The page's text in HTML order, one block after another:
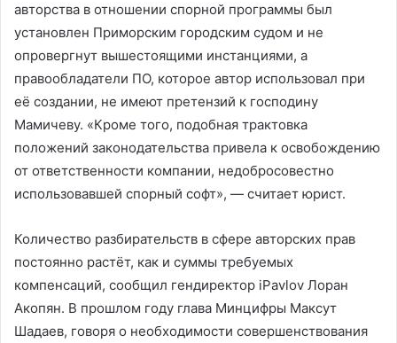
авторства в отношении спорной программы был
установлен Приморским городским судом и не
опровергнут вышестоящими инстанциями, а
правообладатели ПО, которое автор использовал при
её создании, не имеют претензий к господину
Мамичеву. «Кроме того, подобная трактовка
положений законодательства привела к освобождению
от ответственности компании, недобросовестно
использовавшей спорный софт», — считает юрист.
Количество разбирательств в сфере авторских прав
постоянно растёт, как и суммы требуемых
компенсаций, сообщил гендиректор iPavlov Лоран
Акопян. В прошлом году глава Минцифры Максут
Шадаев, говоря о необходимости совершенствования